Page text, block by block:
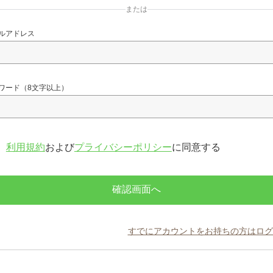
または
アドレス
ード（8文字以上）
利用規約およびプライバシーポリシーに同意する
確認画面へ
すでにアカウントをお持ちの方はロ